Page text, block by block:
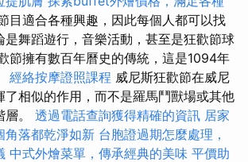
目適合各種興趣，因此每個人都可以找
是舞蹈遊行，音樂活動，甚至是狂歡節球
節擁有數百年曆史的傳統，這是1094年
經絡按摩證照課程 威尼斯狂歡節在威尼
了相似的作用，而不是羅馬鬥獸場或其他
。 透過電話查詢獲得精確的資訊 居家
角落都乾淨如新 台胞證過期怎麼處理，
中式外燴菜單，傳承經典的美味 平價助